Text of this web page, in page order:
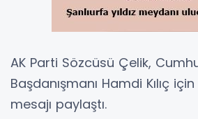
AK Parti Sözcüsü Çelik,
Başdanışmanı Hamdi Kılıç
mesajı paylaştı.